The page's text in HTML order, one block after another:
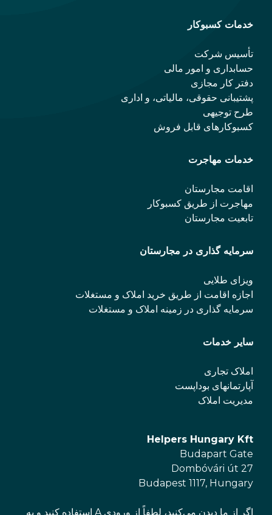
خدمات کسبوکار
تأسیس شرکت
حسابداری و امور مالی
دفتر کار مجازی
پشتیبانی حقوقی، مالیاتی، و اداری
طرح توجیهی
کسبوکارهای قابل فروش
خدمات مهاجرت
اقامت مجارستان
مهاجرت از طریق کسبوکار
تابعیت مجارستان
سرمایه گذاری در مجارستان
ویزای طلایی
اجازه اقامت از طریق خرید املاک و مستغلات
سرمایه گذاری در زمینه املاک و مستغلات
سایر خدمات
املاک تجاری
آپارتمانهای بوداپست
مدیریت املاک
Helpers Hungary Kft
Budapart Gate
Dombóvári út 27
Budapest 1117, Hungary
اگر از ما دیدن می‌کنید، لطفاً از ورودی A استفاده کنید و به